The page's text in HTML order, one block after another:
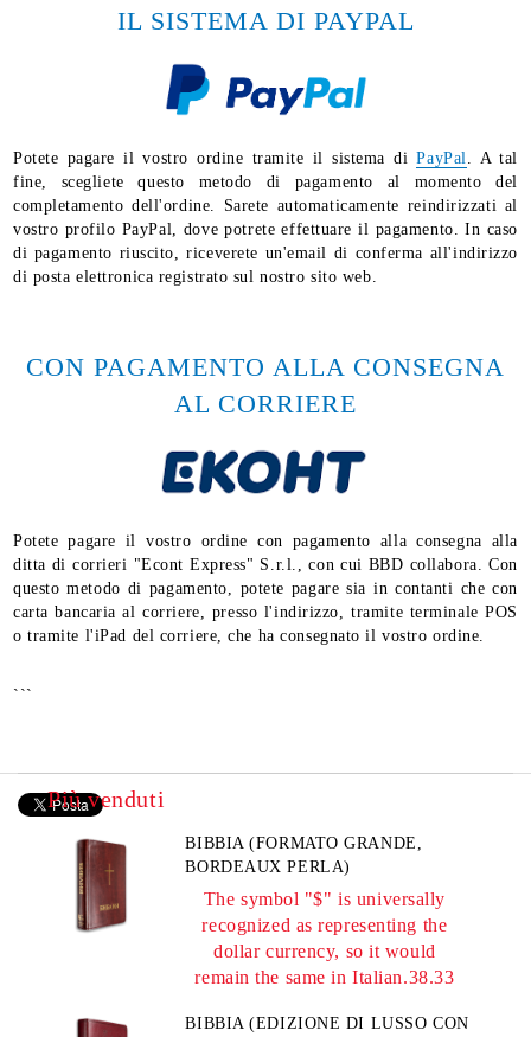
IL SISTEMA DI PAYPAL
Potete pagare il vostro ordine tramite il sistema diPayPal. A tal
fine, scegliete questo metodo di pagamento al momento del
completamento dell'ordine. Sarete automaticamente reindirizzati al
vostro profilo PayPal, dove potrete effettuare il pagamento. In caso
di pagamento riuscito, riceverete un'email di conferma all'indirizzo
di posta elettronica registrato sul nostro sito web.
CON PAGAMENTO ALLA CONSEGNA
AL CORRIERE
Potete pagare il vostro ordine con pagamento alla consegna alla
ditta di corrieri "Econt Express" S.r.l., con cui BBD collabora. Con
questo metodo di pagamento, potete pagare sia in contanti che con
carta bancaria al corriere, presso l'indirizzo, tramite terminale POS
o tramite l'iPad del corriere, che ha consegnato il vostro ordine.
```
Più venduti
BIBBIA (FORMATO GRANDE,
BORDEAUX PERLA)
The symbol "$" is universally
recognized as representing the
dollar currency, so it would
remain the same in Italian.38.33
BIBBIA (EDIZIONE DI LUSSO CON